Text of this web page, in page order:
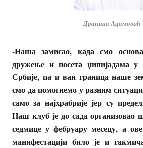
Драгиша Адамовић
-Наша замисао, када смо
дружење и посета џипијадама у
Србије, па и ван граница наше
смо да помогнемо у разним
само за најхрабрије јер су
Наш клуб је до сада организовао
седмице у фебруару месецу, а
манифестацији било је и